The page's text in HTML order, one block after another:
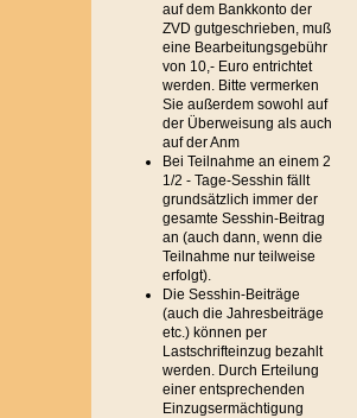
auf dem Bankkonto der
ZVD gutgeschrieben, muß
eine Bearbeitungsgebühr
von 10,- Euro entrichtet
werden. Bitte vermerken
Sie außerdem sowohl auf
der Überweisung als auch
auf der Anm
Bei Teilnahme an einem 2
1/2 - Tage-Sesshin fällt
grundsätzlich immer der
gesamte Sesshin-Beitrag
an (auch dann, wenn die
Teilnahme nur teilweise
erfolgt).
Die Sesshin-Beiträge
(auch die Jahresbeiträge
etc.) können per
Lastschrifteinzug bezahlt
werden. Durch Erteilung
einer entsprechenden
Einzugsermächtigung